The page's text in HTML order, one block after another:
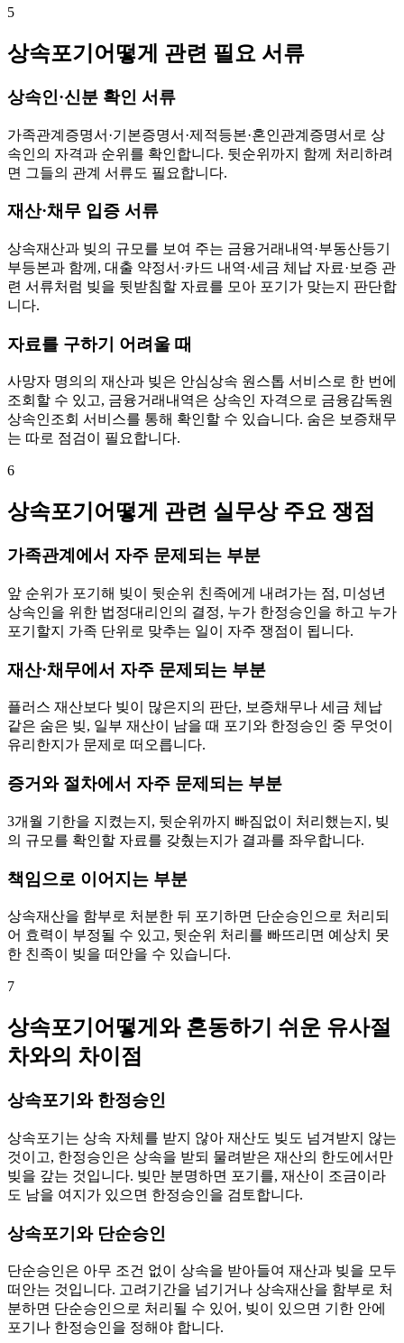
5
상속포기어떻게 관련 필요 서류
상속인·신분 확인 서류
가족관계증명서·기본증명서·제적등본·혼인관계증명서로 상
속인의 자격과 순위를 확인합니다. 뒷순위까지 함께 처리하려
면 그들의 관계 서류도 필요합니다.
재산·채무 입증 서류
상속재산과 빚의 규모를 보여 주는 금융거래내역·부동산등기
부등본과 함께, 대출 약정서·카드 내역·세금 체납 자료·보증 관
련 서류처럼 빚을 뒷받침할 자료를 모아 포기가 맞는지 판단합
니다.
자료를 구하기 어려울 때
사망자 명의의 재산과 빚은 안심상속 원스톱 서비스로 한 번에
조회할 수 있고, 금융거래내역은 상속인 자격으로 금융감독원
상속인조회 서비스를 통해 확인할 수 있습니다. 숨은 보증채무
는 따로 점검이 필요합니다.
6
상속포기어떻게 관련 실무상 주요 쟁점
가족관계에서 자주 문제되는 부분
앞 순위가 포기해 빚이 뒷순위 친족에게 내려가는 점, 미성년
상속인을 위한 법정대리인의 결정, 누가 한정승인을 하고 누가
포기할지 가족 단위로 맞추는 일이 자주 쟁점이 됩니다.
재산·채무에서 자주 문제되는 부분
플러스 재산보다 빚이 많은지의 판단, 보증채무나 세금 체납
같은 숨은 빚, 일부 재산이 남을 때 포기와 한정승인 중 무엇이
유리한지가 문제로 떠오릅니다.
증거와 절차에서 자주 문제되는 부분
3개월 기한을 지켰는지, 뒷순위까지 빠짐없이 처리했는지, 빚
의 규모를 확인할 자료를 갖췄는지가 결과를 좌우합니다.
책임으로 이어지는 부분
상속재산을 함부로 처분한 뒤 포기하면 단순승인으로 처리되
어 효력이 부정될 수 있고, 뒷순위 처리를 빠뜨리면 예상치 못
한 친족이 빚을 떠안을 수 있습니다.
7
상속포기어떻게와 혼동하기 쉬운 유사절
차와의 차이점
상속포기와 한정승인
상속포기는 상속 자체를 받지 않아 재산도 빚도 넘겨받지 않는
것이고, 한정승인은 상속을 받되 물려받은 재산의 한도에서만
빚을 갚는 것입니다. 빚만 분명하면 포기를, 재산이 조금이라
도 남을 여지가 있으면 한정승인을 검토합니다.
상속포기와 단순승인
단순승인은 아무 조건 없이 상속을 받아들여 재산과 빚을 모두
떠안는 것입니다. 고려기간을 넘기거나 상속재산을 함부로 처
분하면 단순승인으로 처리될 수 있어, 빚이 있으면 기한 안에
포기나 한정승인을 정해야 합니다.